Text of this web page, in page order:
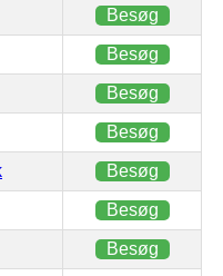
Besøg
Besøg
Besøg
Besøg
Besøg
Besøg
Besøg